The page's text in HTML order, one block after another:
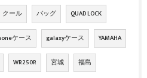
クール バッグ QUAD LOCK
ケース galaxyケース YAMAHA
WR250R 宮城 福島